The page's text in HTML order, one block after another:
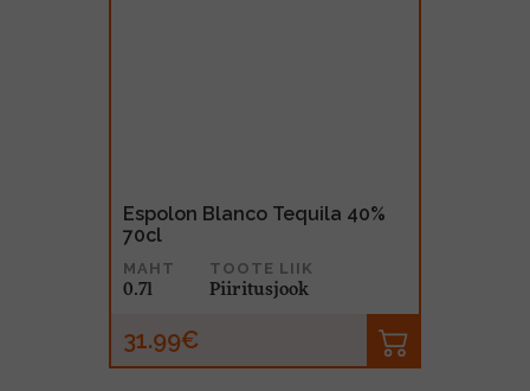
Espolon Blanco Tequila 40%
70cl
MAHT
0.7l
TOOTE LIIK
Piiritusjook
31.99€